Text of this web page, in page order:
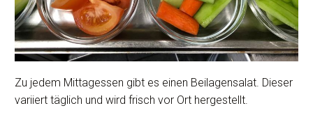
Zu jedem Mittagessen gibt es einen Beilagensalat. Dieser
variiert täglich und wird frisch vor Ort hergestellt.